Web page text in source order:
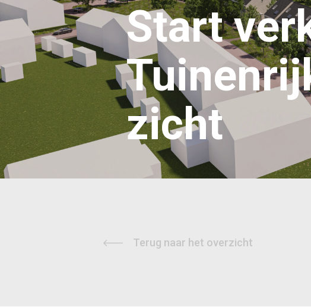
Start
zicht
Terug naar het overzicht